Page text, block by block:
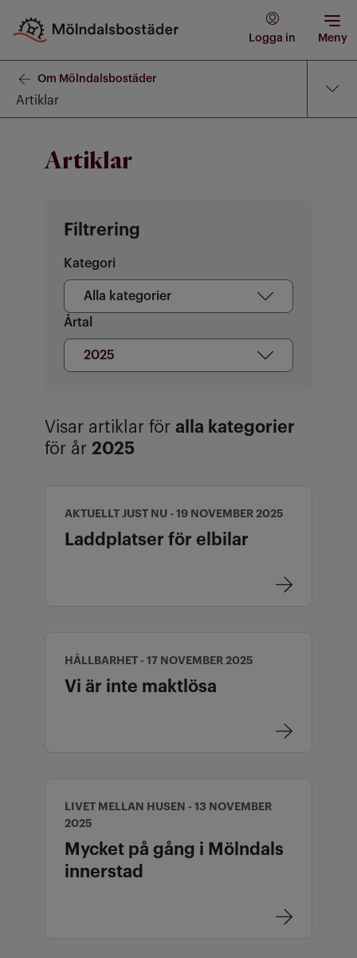
Logga in Meny
Om Mölndalsbostäder
Artiklar
Artiklar
Filtrering
Kategori
Alla kategorier
Vald kategori Alla kategorier
Årtal
2025
Valt årtal 2025
Visar artiklar för alla kategorier
för år 2025
AKTUELLT JUST NU - 19 NOVEMBER 2025
Laddplatser för elbilar
HÅLLBARHET - 17 NOVEMBER 2025
Vi är inte maktlösa
LIVET MELLAN HUSEN - 13 NOVEMBER
2025
Mycket på gång i Mölndals
innerstad